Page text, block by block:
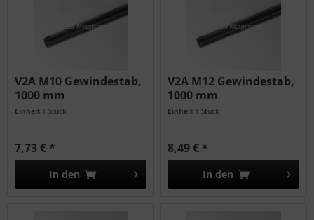
V2A M10 Gewindestab,
1000 mm
Einheit 1 Stück
7,73 € *
In den
V2A M12 Gewindestab,
1000 mm
Einheit 1 Stück
8,49 € *
In den